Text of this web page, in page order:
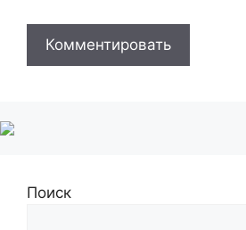
Поиск